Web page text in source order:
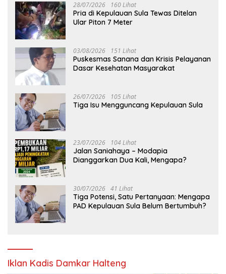
28/07/2026 160 Lihat
Pria di Kepulauan Sula Tewas Ditelan
Ular Piton 7 Meter
03/08/2026 151 Lihat
Puskesmas Sanana dan Krisis Pelayanan
Dasar Kesehatan Masyarakat
26/07/2026 105 Lihat
Tiga Isu Mengguncang Kepulauan Sula
23/07/2026 104 Lihat
Jalan Saniahaya – Modapia
Dianggarkan Dua Kali, Mengapa?
30/07/2026 41 Lihat
Tiga Potensi, Satu Pertanyaan: Mengapa
PAD Kepulauan Sula Belum Bertumbuh?
Iklan Kadis Damkar Halteng